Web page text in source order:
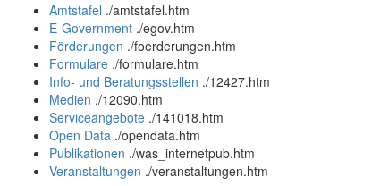
Amtstafel ./amtstafel.htm
E-Government ./egov.htm
Förderungen ./foerderungen.htm
Formulare ./formulare.htm
Info- und Beratungsstellen ./12427.htm
Medien ./12090.htm
Serviceangebote ./141018.htm
Open Data ./opendata.htm
Publikationen ./was_internetpub.htm
Veranstaltungen ./veranstaltungen.htm